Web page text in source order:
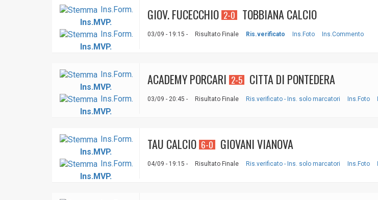
GIOV. FUCECCHIO 2-0 TOBBIANA CALCIO
03/09 - 19:15 - Risultato Finale Ris.verificato Ins.Foto Ins.Commento
Ins.Form.
Ins.MVP.
Ins.Form.
Ins.MVP.
ACADEMY PORCARI 2-5 CITTA DI PONTEDERA
03/09 - 20:45 - Risultato Finale Ris.verificato - Ins. solo marcatori Ins.Foto
Ins.Form.
Ins.MVP.
Ins.Form.
Ins.MVP.
TAU CALCIO 6-0 GIOVANI VIANOVA
04/09 - 19:15 - Risultato Finale Ris.verificato - Ins. solo marcatori Ins.Foto
Ins.Form.
Ins.MVP.
Ins.Form.
Ins.MVP.